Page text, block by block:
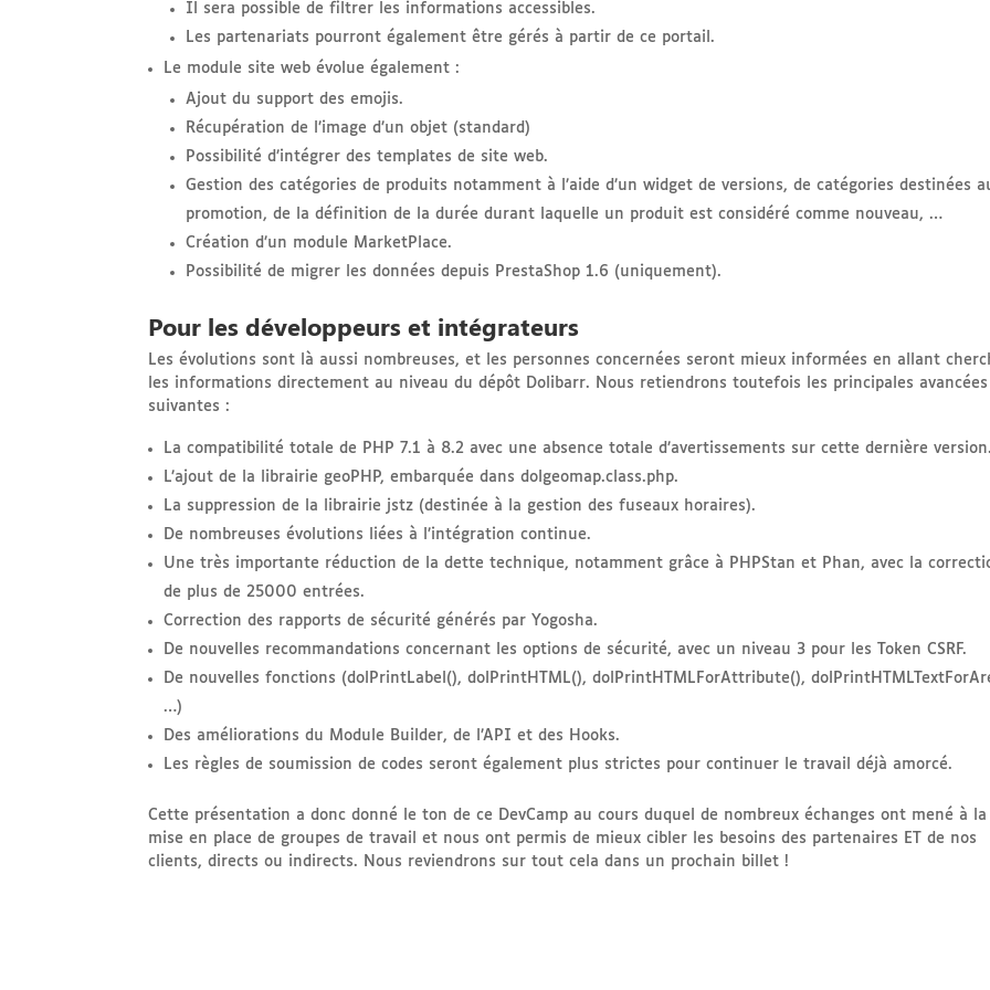
Il sera possible de filtrer les informations accessibles.
Les partenariats pourront également être gérés à partir de ce portail.
Le module site web évolue également :
Ajout du support des emojis.
Récupération de l’image d’un objet (standard)
Possibilité d’intégrer des templates de site web.
Gestion des catégories de produits notamment à l’aide d’un widget de versions, de catégories destinées
promotion, de la définition de la durée durant laquelle un produit est considéré comme nouveau, …
Création d’un module MarketPlace.
Possibilité de migrer les données depuis PrestaShop 1.6 (uniquement).
Pour les développeurs et intégrateurs
Les évolutions sont là aussi nombreuses, et les personnes concernées seront mieux informées en allant
les informations directement au niveau du dépôt Dolibarr. Nous retiendrons toutefois les principales avancées
suivantes :
La compatibilité totale de PHP 7.1 à 8.2 avec une absence totale d’avertissements sur cette dernière version.
L’ajout de la librairie geoPHP, embarquée dans dolgeomap.class.php.
La suppression de la librairie jstz (destinée à la gestion des fuseaux horaires).
De nombreuses évolutions liées à l’intégration continue.
Une très importante réduction de la dette technique, notamment grâce à PHPStan et Phan, avec la
de plus de 25000 entrées.
Correction des rapports de sécurité générés par Yogosha.
De nouvelles recommandations concernant les options de sécurité, avec un niveau 3 pour les Token CSRF.
De nouvelles fonctions (dolPrintLabel(), dolPrintHTML(), dolPrintHTMLForAttribute(),
…)
Des améliorations du Module Builder, de l’API et des Hooks.
Les règles de soumission de codes seront également plus strictes pour continuer le travail déjà amorcé.
Cette présentation a donc donné le ton de ce DevCamp au cours duquel de nombreux échanges ont mené à la
mise en place de groupes de travail et nous ont permis de mieux cibler les besoins des partenaires ET de nos
clients, directs ou indirects. Nous reviendrons sur tout cela dans un prochain billet !